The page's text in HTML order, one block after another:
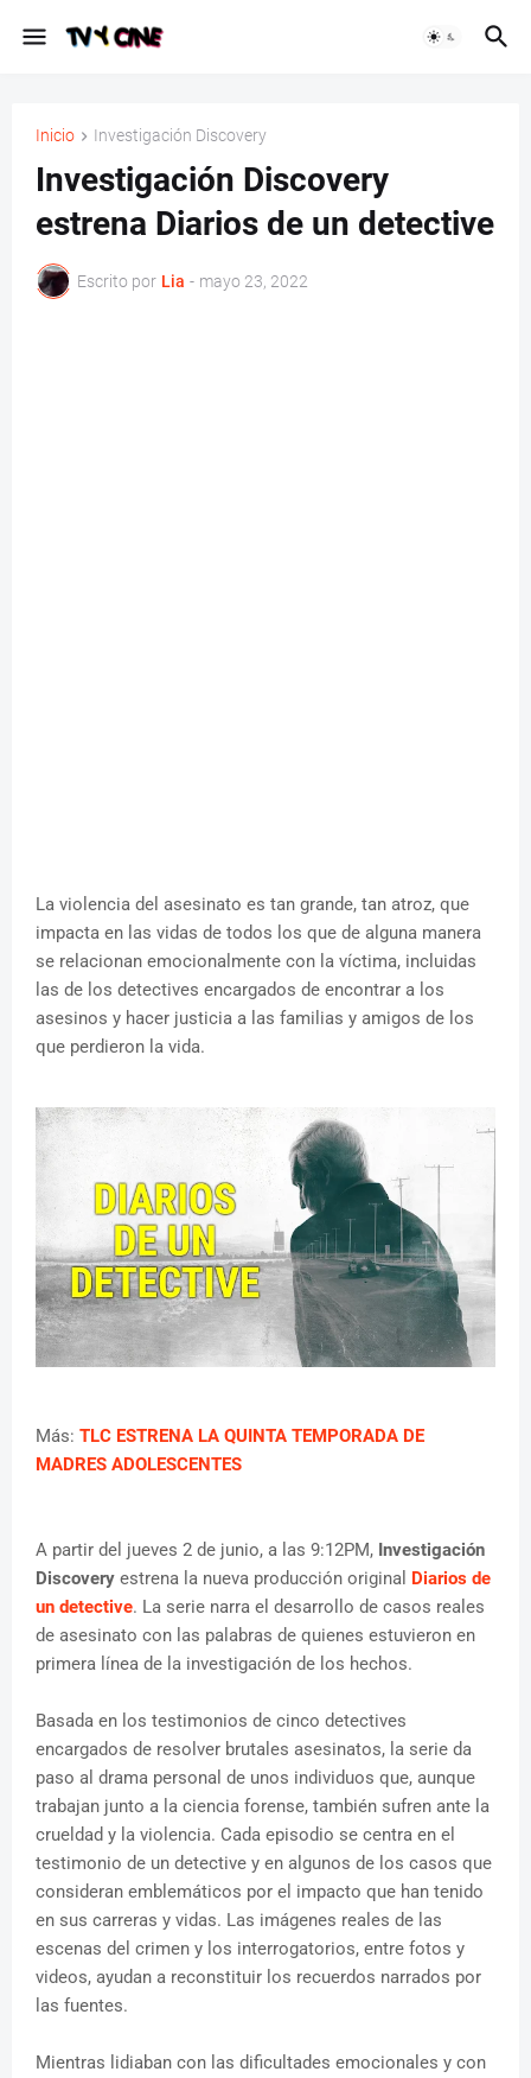
Inicio Investigación Discovery
Investigación Discovery
estrena Diarios de un detective
Escrito por Lia - mayo 23, 2022
La violencia del asesinato es tan grande, tan atroz, que
impacta en las vidas de todos los que de alguna manera
se relacionan emocionalmente con la víctima, incluidas
las de los detectives encargados de encontrar a los
asesinos y hacer justicia a las familias y amigos de los
que perdieron la vida.
Más: TLC ESTRENA LA QUINTA TEMPORADA DE
MADRES ADOLESCENTES
A partir del jueves 2 de junio, a las 9:12PM, Investigación
Discovery estrena la nueva producción original Diarios de
un detective. La serie narra el desarrollo de casos reales
de asesinato con las palabras de quienes estuvieron en
primera línea de la investigación de los hechos.
Basada en los testimonios de cinco detectives
encargados de resolver brutales asesinatos, la serie da
paso al drama personal de unos individuos que, aunque
trabajan junto a la ciencia forense, también sufren ante la
crueldad y la violencia. Cada episodio se centra en el
testimonio de un detective y en algunos de los casos que
consideran emblemáticos por el impacto que han tenido
en sus carreras y vidas. Las imágenes reales de las
escenas del crimen y los interrogatorios, entre fotos y
videos, ayudan a reconstituir los recuerdos narrados por
las fuentes.
Mientras lidiaban con las dificultades emocionales y con